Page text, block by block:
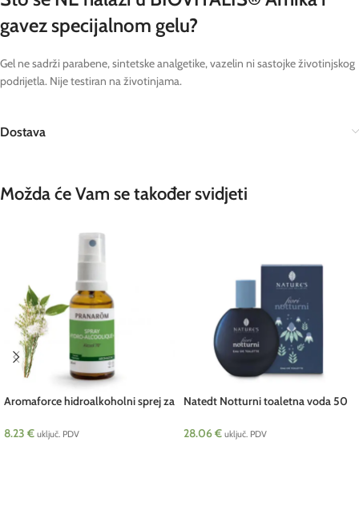
gavez specijalnom gelu?
Gel ne sadrži parabene, sintetske analgetike, vazelin ni sastojke životinjskog
podrijetla. Nije testiran na životinjama.
Dostava
Možda će Vam se također svidjeti
Aromaforce hidroalkoholni sprej za
8.23 € uključ. PDV
Natedt Notturni toaletna voda 50
28.06€ uključ. PDV